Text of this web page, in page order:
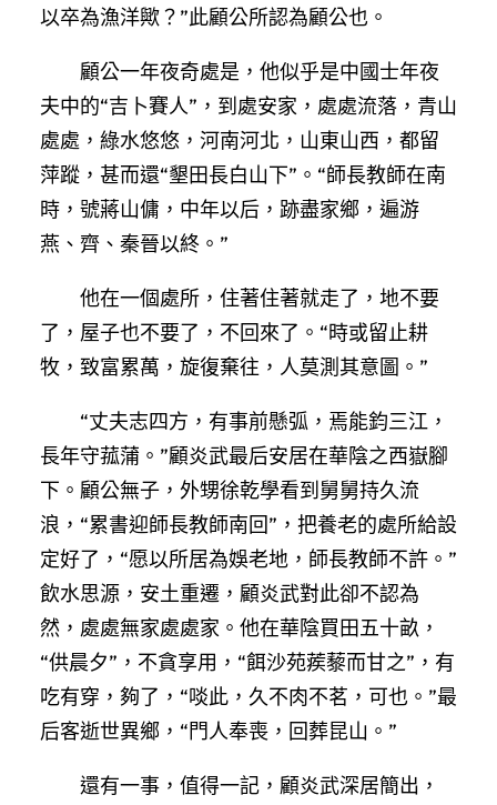
以卒為漁洋歟？”此顧公所認為顧公也。
顧公一年夜奇處是，他似乎是中國士年夜
夫中的“吉卜賽人”，到處安家，處處流落，青山
處處，綠水悠悠，河南河北，山東山西，都留
萍蹤，甚而還“墾田長白山下”。“師長教師在南
時，號蔣山傭，中年以后，跡盡家鄉，遍游
燕、齊、秦晉以終。”
他在一個處所，住著住著就走了，地不要
了，屋子也不要了，不回來了。“時或留止耕
牧，致富累萬，旋復棄往，人莫測其意圖。”
“丈夫志四方，有事前懸弧，焉能鈞三江，
長年守菰蒲。”顧炎武最后安居在華陰之西嶽腳
下。顧公無子，外甥徐乾學看到舅舅持久流
浪，“累書迎師長教師南回”，把養老的處所給設
定好了，“愿以所居為娛老地，師長教師不許。”
飲水思源，安土重遷，顧炎武對此卻不認為
然，處處無家處處家。他在華陰買田五十畝，
“供晨夕”，不貪享用，“餌沙苑蒺藜而甘之”，有
吃有穿，夠了，“啖此，久不肉不茗，可也。”最
后客逝世異鄉，“門人奉喪，回葬昆山。”
還有一事，值得一記，顧炎武深居簡出，